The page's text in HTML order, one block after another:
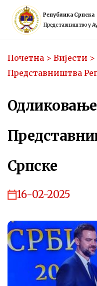
Република Српска
Представништво у
Почетна > Вијести >
Представништва
Српске
16-02-2025